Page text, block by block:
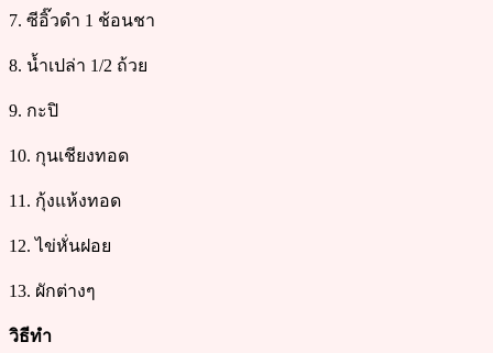
7. ซีอิ๊วดำ 1 ช้อนชา
8. น้ำเปล่า 1/2 ถ้วย
9. กะปิ
10. กุนเชียงทอด
11. กุ้งแห้งทอด
12. ไข่หั่นฝอย
13. ผักต่างๆ
วิธีทำ